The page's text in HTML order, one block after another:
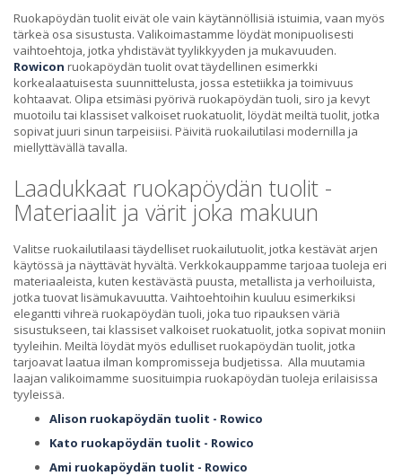
Ruokapöydän tuolit eivät ole vain käytännöllisiä istuimia, vaan myös
tärkeä osa sisustusta. Valikoimastamme löydät monipuolisesti
vaihtoehtoja, jotka yhdistävät tyylikkyyden ja mukavuuden.
Rowicon ruokapöydän tuolit ovat täydellinen esimerkki
korkealaatuisesta suunnittelusta, jossa estetiikka ja toimivuus
kohtaavat. Olipa etsimäsi pyörivä ruokapöydän tuoli, siro ja kevyt
muotoilu tai klassiset valkoiset ruokatuolit, löydät meiltä tuolit, jotka
sopivat juuri sinun tarpeisiisi. Päivitä ruokailutilasi modernilla ja
miellyttävällä tavalla.
Laadukkaat ruokapöydän tuolit -
Materiaalit ja värit joka makuun
Valitse ruokailutilaasi täydelliset ruokailutuolit, jotka kestävät arjen
käytössä ja näyttävät hyvältä. Verkkokauppamme tarjoaa tuoleja eri
materiaaleista, kuten kestävästä puusta, metallista ja verhoiluista,
jotka tuovat lisämukavuutta. Vaihtoehtoihin kuuluu esimerkiksi
elegantti vihreä ruokapöydän tuoli, joka tuo ripauksen väriä
sisustukseen, tai klassiset valkoiset ruokatuolit, jotka sopivat moniin
tyyleihin. Meiltä löydät myös edulliset ruokapöydän tuolit, jotka
tarjoavat laatua ilman kompromisseja budjetissa. Alla muutamia
laajan valikoimamme suosituimpia ruokapöydän tuoleja erilaisissa
tyyleissä.
Alison ruokapöydän tuolit - Rowico
Kato ruokapöydän tuolit - Rowico
Ami ruokapöydän tuolit - Rowico